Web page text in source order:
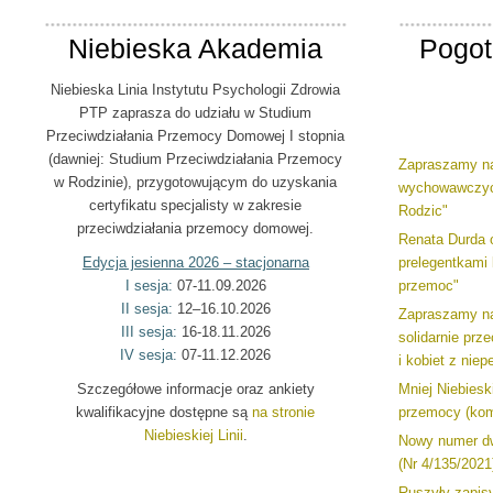
Niebieska Akademia
Niebieska Linia Instytutu Psychologii Zdrowia
PTP zaprasza do udziału w Studium
Przeciwdziałania Przemocy Domowej I stopnia
(dawniej: Studium Przeciwdziałania Przemocy
w Rodzinie), przygotowującym do uzyskania
certyfikatu specjalisty w zakresie
przeciwdziałania przemocy domowej.
Edycja jesienna 2026 – stacjonarna
I sesja: 07-11.09.2026
II sesja: 12–16.10.2026
III sesja: 16-18.11.2026
IV sesja: 07-11.12.2026
Szczegółowe informacje oraz ankiety
kwalifikacyjne dostępne sąna stronie
Niebieskiej Linii.
Zapraszamy
Rodzic"
Renata
prelegentkami
przemoc"
Zapraszamy
solidarnie
i kobiet z
Mniej
przemocy
Nowy numer
(Nr 4/135/